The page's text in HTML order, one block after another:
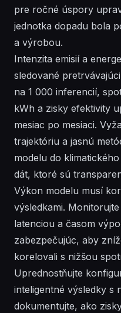
pre ročné úspory
jednotka dopadu bola
a výrobou.
Intenzita emisií a
sledované
na 1 000 inferencií,
kWh a zisky efektivity
mesiac po mesiaci.
trajektóriu a jasnú
modelu do
dát, ktoré sú
Výkon modelu musí
výsledkami.
latenciou a časom
zabezpečujúc, aby
korelovali s nižšou
Uprednostňujte
inteligentné výsledky s
dokumentujte, ako